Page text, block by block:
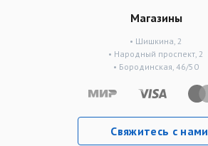
Магазины
• Шишкина, 2
• Народный проспект, 2
• Бородинская, 46/50
Свяжитесь с нами